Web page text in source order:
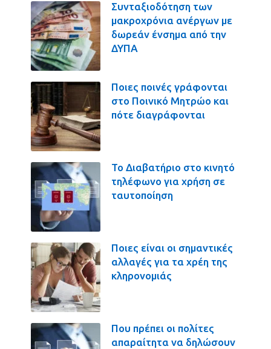
Συνταξιοδότηση των
μακροχρόνια ανέργων με
δωρεάν ένσημα από την
ΔΥΠΑ
Ποιες ποινές γράφονται
στο Ποινικό Μητρώο και
πότε διαγράφονται
Το Διαβατήριο στο κινητό
τηλέφωνο για χρήση σε
ταυτοποίηση
Ποιες είναι οι σημαντικές
αλλαγές για τα χρέη της
κληρονομιάς
Που πρέπει οι πολίτες
απαραίτητα να δηλώσουν